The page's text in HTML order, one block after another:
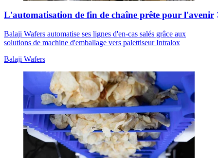
L'automatisation de fin de chaîne prête pour l'avenir
Balaji Wafers automatise ses lignes d'en-cas salés grâce aux
solutions de machine d'emballage vers palettiseur Intralox
Balaji Wafers